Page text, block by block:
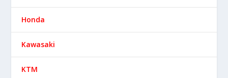
Honda
Kawasaki
KTM